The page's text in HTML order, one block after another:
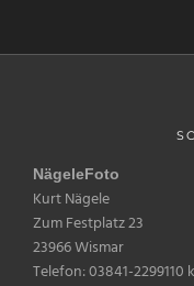
NägeleFoto
Kurt Nägele
Zum Festplatz 23
23966 Wismar
Telefon: 03841-